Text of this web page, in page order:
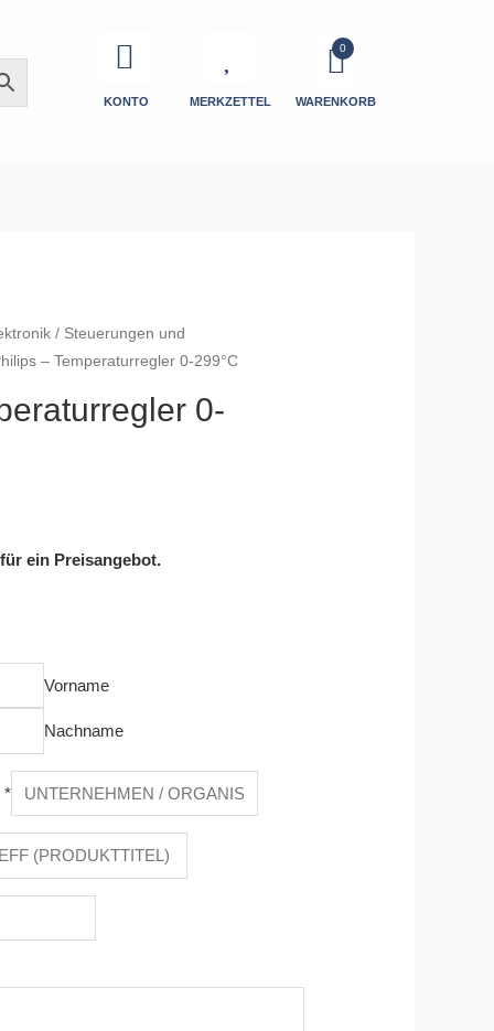
KONTO MERKZETTEL WARENKORB
/ Steuerungen und
– Temperaturregler 0-299°C
0-
ein Preisangebot.
Vorname
Nachname
*